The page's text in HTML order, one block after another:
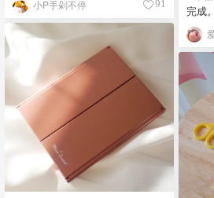
完成。
小P手剁不停 91